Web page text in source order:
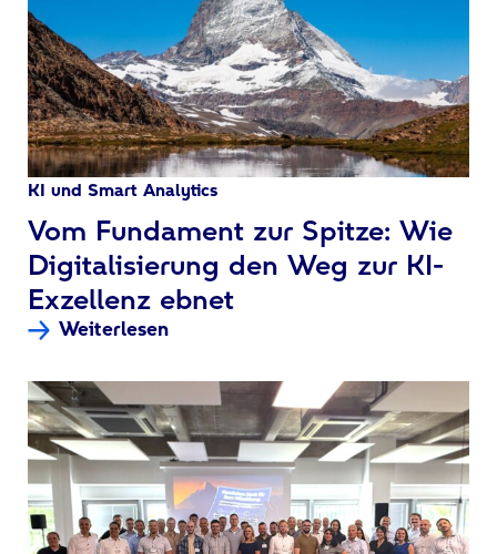
KI und Smart Analytics
:
Vom Fundament zur Spitze: Wie
Digitalisierung den Weg zur KI-
Exzellenz ebnet
Weiterlesen